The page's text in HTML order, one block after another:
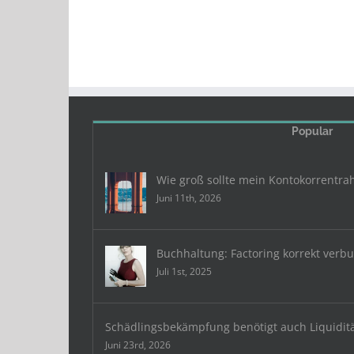
Popular
Wie groß sollte mein
Juni 11th, 2026
Buchhaltung: Factoring korrekt
Juli 1st, 2025
Schädlingsbekämpfung benötigt auch
Juni 23rd, 2026